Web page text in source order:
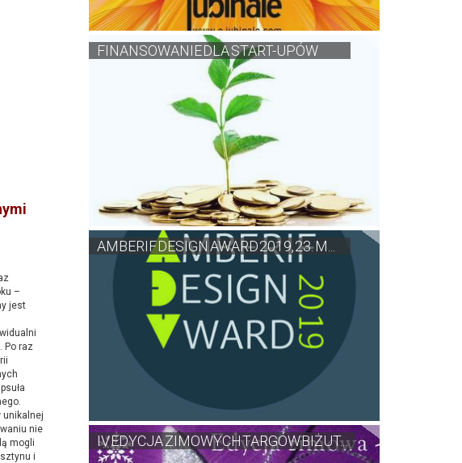
–
jest
Po raz
unikalnej
nie
mogli
i
FINANSOWANIE DLA START-UPÓW
AMBERIF DESIGN AWARD 2019, 23. M...
IV EDYCJA ZIMOWYCH TARGÓW BIŻUT...